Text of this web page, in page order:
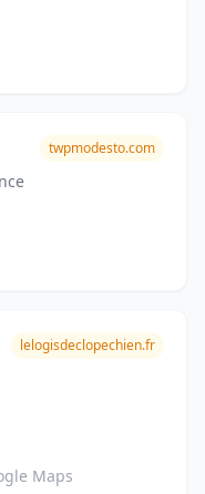
twpmodesto.com
lelogisdeclopechien.fr
Maps